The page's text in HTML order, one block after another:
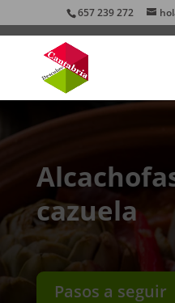
657 239 272
cazuela
Pasos a seguir